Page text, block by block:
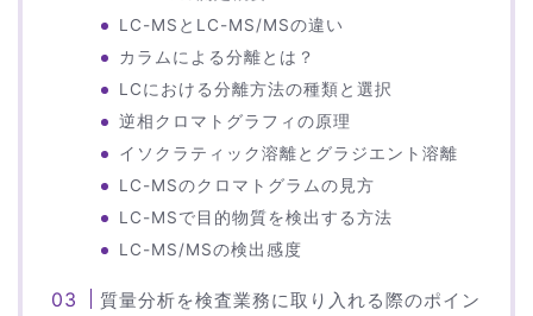
LC-MSとLC-MS/MSの違い
カラムによる分離とは？
LCにおける分離方法の種類と選択
逆相クロマトグラフィの原理
イソクラティック溶離とグラジエント溶離
LC-MSのクロマトグラムの見方
LC-MSで目的物質を検出する方法
LC-MS/MSの検出感度
質量分析を検査業務に取り入れる際のポイン